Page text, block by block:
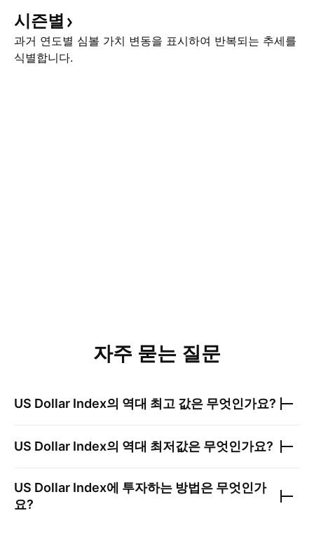
는 흐름을 봐야 할 때 인 것 같습니
다. 이 생각의 근간에는 4월 CPI, 미
국채금리, 그리고 달러 의 3가지 기
서 만들어지는 매
시즌별
과거 연도별 심볼 가치 변동을 표시하여 반복되는 추세를
식별합니다.
자주 묻는 질문
US Dollar Index의 역대 최고 값은 무엇인가요?
US Dollar Index의 역대 최저값은 무엇인가요?
US Dollar Index에 투자하는 방법은 무엇인가
요?